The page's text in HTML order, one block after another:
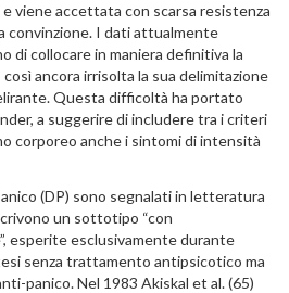
viene accettata con scarsa resistenza
convinzione. I dati attualmente
di collocare in maniera definitiva la
ancora irrisolta la sua delimitazione
Questa difficoltà ha portato
a suggerire di includere tra i criteri
corporeo anche i sintomi di intensità
(DP) sono segnalati in letteratura
un sottotipo “con
esperite esclusivamente durante
senza trattamento antipsicotico ma
panico. Nel 1983 Akiskal et al. (65)